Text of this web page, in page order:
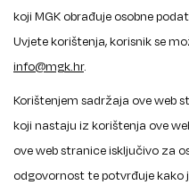
koji MGK obrađuje osobne
Uvjete korištenja, korisnik se
info@mgk.hr.
Korištenjem sadržaja ove web
koji nastaju iz korištenja ove
ove web stranice isključivo za
odgovornost te potvrđuje kako